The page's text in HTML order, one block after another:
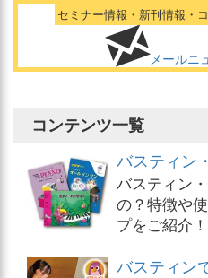
セミナー情報・新刊情報・
メールニ
コンテンツ一覧
バスティン
バスティン
の？特徴や
プをご紹介！
バスティン